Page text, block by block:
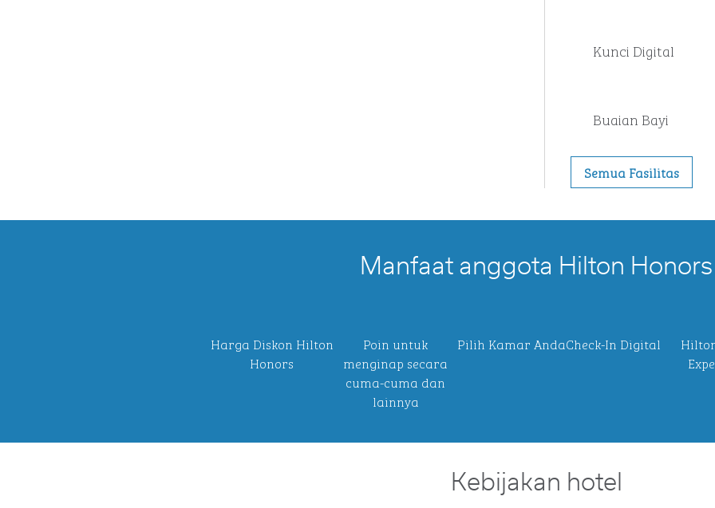
Kunci Digital
Buaian Bayi
Semua Fasilitas
Manfaat anggota Hilton Honors
Harga Diskon Hilton
Honors
Poin untuk
menginap secara
cuma-cuma dan
lainnya
Pilih Kamar AndaCheck-In Digital
Kebijakan hotel